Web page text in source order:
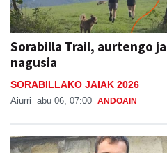
Sorabilla Trail, aurtengo
nagusia
SORABILLAKO JAIAK 2026
Aiurri